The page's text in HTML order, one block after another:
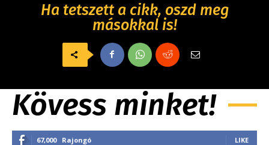
Ha tetszett a cikk, oszd meg
másokkal is!
Kövess minket!
67,000 Rajongó LIKE